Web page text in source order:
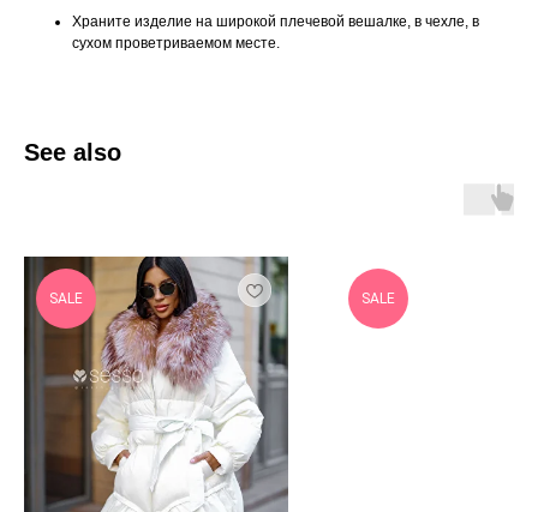
Храните изделие на широкой плечевой вешалке, в чехле, в
сухом проветриваемом месте.
See also
SALE SALE